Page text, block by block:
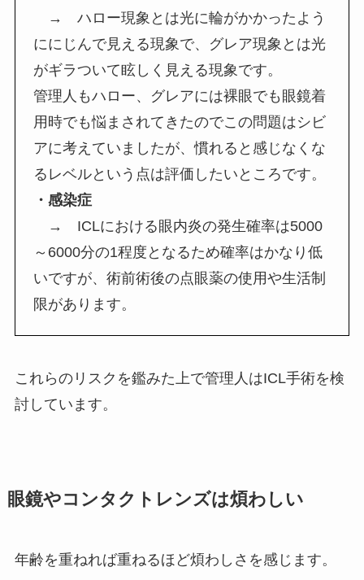
→ ハロー現象とは光に輪がかかったよう
ににじんで見える現象で、グレア現象とは光
がギラついて眩しく見える現象です。
管理人もハロー、グレアには裸眼でも眼鏡着
用時でも悩まされてきたのでこの問題はシビ
アに考えていましたが、慣れると感じなくな
るレベルという点は評価したいところです。
・感染症
→ ICLにおける眼内炎の発生確率は5000
～6000分の1程度となるため確率はかなり低
いですが、術前術後の点眼薬の使用や生活制
限があります。
これらのリスクを鑑みた上で管理人はICL手術を検
討しています。
眼鏡やコンタクトレンズは煩わしい
年齢を重ねれば重ねるほど煩わしさを感じます。